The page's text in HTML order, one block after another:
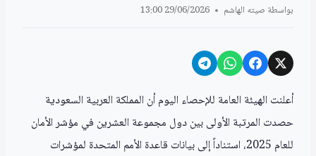
بواسطة صيته الهاشم 29/06/2026 13:00
أعلنت الهيئة العامة للإحصاء اليوم أن المملكة العربية السعودية
حصدت المرتبة الأولى بين دول مجموعة العشرين في مؤشر الأمان
للعام 2025، استناداً إلى بيانات قاعدة الأمم المتحدة لمؤشرات